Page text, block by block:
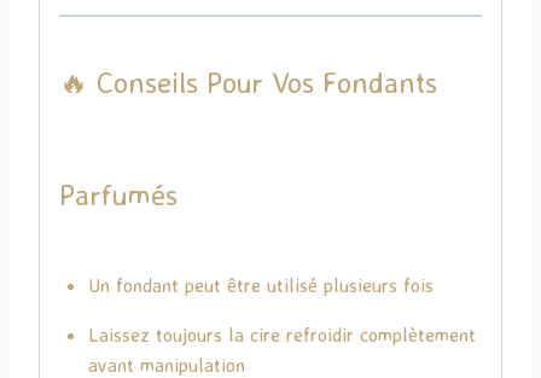
🔥 Conseils Pour Vos Fondants
Parfumés
Un fondant peut être utilisé plusieurs fois
Laissez toujours la cire refroidir complètement
avant manipulation